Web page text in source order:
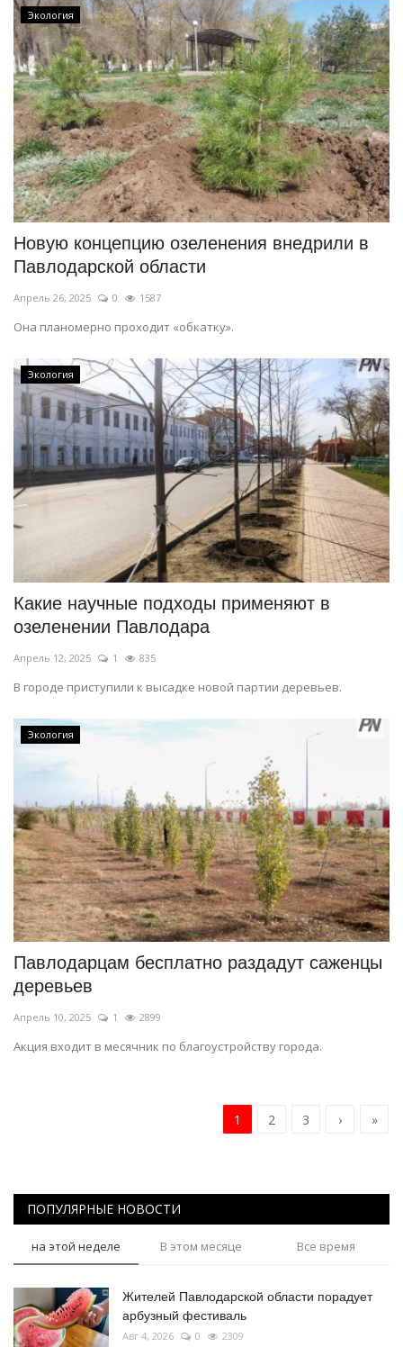
Экология
Новую концепцию озеленения внедрили в
Павлодарской области
Апрель 26, 2025 0 1587
Она планомерно проходит «обкатку».
Экология
Какие научные подходы применяют в
озеленении Павлодара
Апрель 12, 2025 1 835
В городе приступили к высадке новой партии деревьев.
Экология
Павлодарцам бесплатно раздадут саженцы
деревьев
Апрель 10, 2025 1 2899
Акция входит в месячник по благоустройству города.
1 2 3 › »
ПОПУЛЯРНЫЕ НОВОСТИ
на этой неделе В этом месяце Все время
Жителей Павлодарской области порадует
арбузный фестиваль
Авг 4, 2026 0 2309